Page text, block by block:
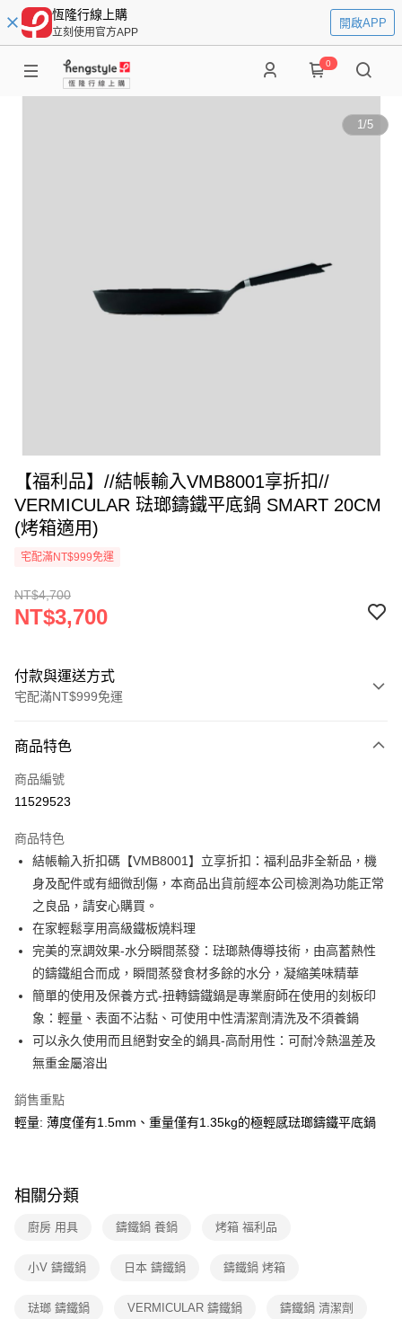
恆隆行線上購
立刻使用官方APP
開啟APP
0
1/5
【福利品】//結帳輸入VMB8001享折扣//
VERMICULAR 琺瑯鑄鐵平底鍋 SMART 20CM
(烤箱適用)
宅配滿NT$999免運
NT$4,700
NT$3,700
付款與運送方式
宅配滿NT$999免運
信用卡一次付款
信用卡分期付款
合作金庫商業銀行
華南商業銀行
彰化商業銀行
上海商業儲蓄銀行
台北富邦商業銀行
國泰世華商業銀行
臺灣中小企業銀行
匯豐（台灣）商業銀行
華泰商業銀行
聯邦商業銀行
遠東國際商業銀行
元大商業銀行
永豐商業銀行
玉山商業銀行
星展（台灣）商業銀行
台新國際商業銀行
中國信託商業銀行
台灣樂天信用卡公司
6 期 0 利率 每期
華南商業銀行
彰化商業銀行
上海商業儲蓄銀行
國泰世華商業銀行
臺灣中小企業銀行
台中商業銀行
匯豐（台灣）商業銀行
華泰商業銀行
聯邦商業銀行
遠東國際商業銀行
元大商業銀行
永豐商業銀行
玉山商業銀行
星展（台灣）商業銀行
台新國際商業銀行
中國信託商業銀行
台灣樂天信用卡公司
即享券
LINE Pay
Apple Pay
街口支付
Google Pay
ATM付款
宅配
免運費
商品特色
商品編號
11529523
商品特色
結帳輸入折扣碼【VMB8001】立享折扣：福利品非全新品，機
身及配件或有細微刮傷，本商品出貨前經本公司檢測為功能正常
之良品，請安心購買。
在家輕鬆享用高級鐵板燒料理
完美的烹調效果-水分瞬間蒸發：琺瑯熱傳導技術，由高蓄熱性
的鑄鐵組合而成，瞬間蒸發食材多餘的水分，凝縮美味精華
簡單的使用及保養方式-扭轉鑄鐵鍋是專業廚師在使用的刻板印
象：輕量、表面不沾黏、可使用中性清潔劑清洗及不須養鍋
可以永久使用而且絕對安全的鍋具-高耐用性：可耐冷熱溫差及
無重金屬溶出
銷售重點
輕量: 薄度僅有1.5mm、重量僅有1.35kg的極輕感琺瑯鑄鐵平底鍋
相關分類
廚房 用具 鑄鐵鍋 養鍋 烤箱 福利品
小V 鑄鐵鍋 日本 鑄鐵鍋 鑄鐵鍋 烤箱
琺瑯 鑄鐵鍋 VERMICULAR 鑄鐵鍋 鑄鐵鍋 清潔劑